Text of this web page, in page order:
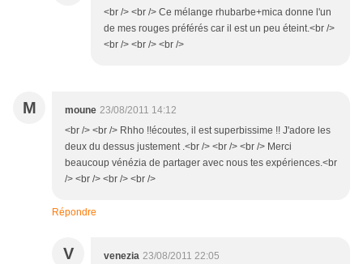
<br /> <br /> Ce mélange rhubarbe+mica donne l'un
de mes rouges préférés car il est un peu éteint.<br />
<br /> <br /> <br />
M moune 23/08/2011 14:12
<br /> <br /> Rhho !!écoutes, il est superbissime !! J'adore les
deux du dessus justement .<br /> <br /> <br /> Merci
beaucoup vénézia de partager avec nous tes expériences.<br
/> <br /> <br /> <br />
Répondre
V venezia 23/08/2011 22:05